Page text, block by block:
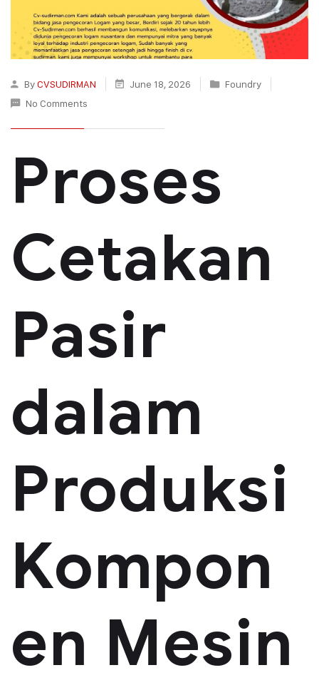
ByCVSUDIRMAN June 18, 2026
Foundry
No Comments
Proses
Cetakan
Pasir
dalam
Produksi
Kompon
en Mesin